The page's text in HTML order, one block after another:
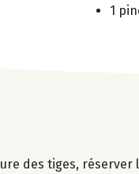
1
des tiges,